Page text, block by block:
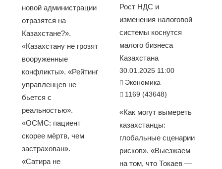
новой администрации
отразятся на
Казахстане?».
«Казахстану не грозят
вооруженные
конфликты». «Рейтинг
управленцев не
бьется с
реальностью».
«ОСМС: пациент
скорее мёртв, чем
застрахован».
«Сатира не
Рост НДС и
изменения налоговой
системы коснутся
малого бизнеса
Казахстана
30.01.2025 11:00
Экономика
1169 (43648)
«Как могут вымереть
казахстанцы:
глобальные сценарии
рисков». «Выезжаем
на том, что Токаев —